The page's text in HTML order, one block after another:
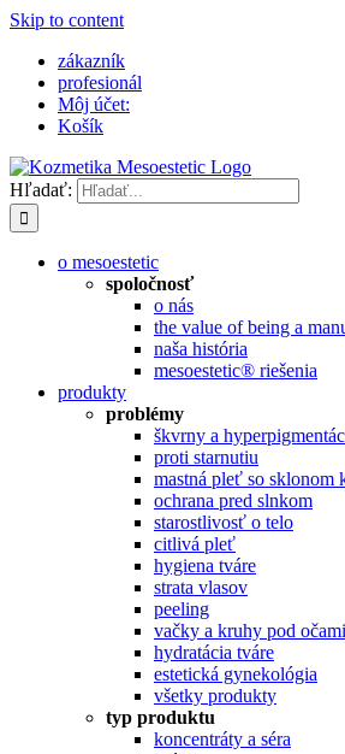
Skip to content
zákazník
profesionál
Môj účet:
Košík
Hľadať:
o mesoestetic
spoločnosť
o nás
the value of being a
naša história
mesoestetic® riešenia
produkty
problémy
škvrny a
proti starnutiu
mastná pleť so sklonom
ochrana pred slnkom
starostlivosť o telo
citlivá pleť
hygiena tváre
strata vlasov
peeling
vačky a kruhy pod očami
hydratácia tváre
estetická gynekológia
všetky produkty
typ produktu
koncentráty a séra